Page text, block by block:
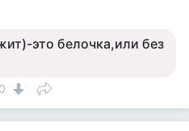
это белочка,или без
0